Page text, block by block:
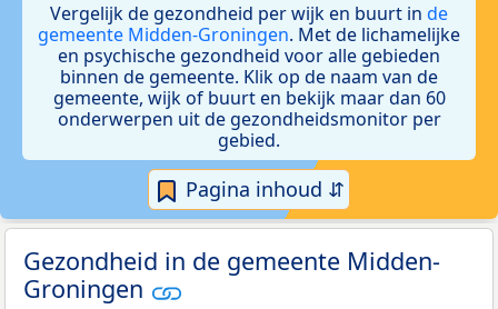
Vergelijk de gezondheid per wijk en buurt in de
gemeente Midden-Groningen. Met de lichamelijke
en psychische gezondheid voor alle gebieden
binnen de gemeente. Klik op de naam van de
gemeente, wijk of buurt en bekijk maar dan 60
onderwerpen uit de gezondheidsmonitor per
gebied.
Pagina inhoud ⇵
Gezondheid in de gemeente Midden-
Groningen